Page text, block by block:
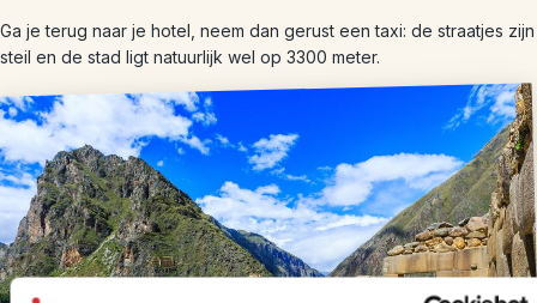
Ga je terug naar je hotel, neem dan gerust een taxi: de straatjes zijn
steil en de stad ligt natuurlijk wel op 3300 meter.